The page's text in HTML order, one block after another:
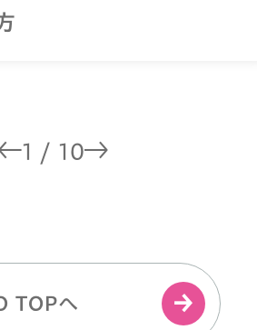
1 / 10
TOPへ